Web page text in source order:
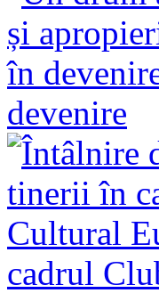
devenire
cadrul